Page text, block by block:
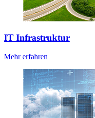
IT Infrastruktur
Mehr erfahren